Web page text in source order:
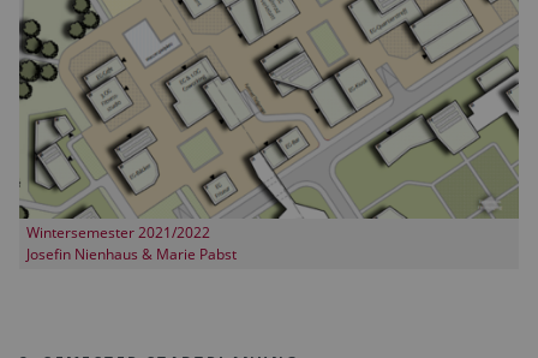
Wintersemester 2021/2022
Josefin Nienhaus & Marie Pabst